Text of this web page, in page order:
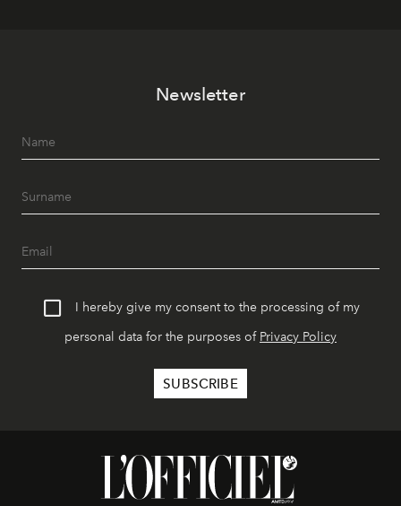
Newsletter
I hereby give my consent to the processing of my
personal data for the purposes of Privacy Policy